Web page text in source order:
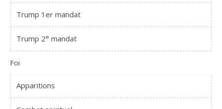
Trump 1er mandat
Trump 2° mandat
Foi
Apparitions